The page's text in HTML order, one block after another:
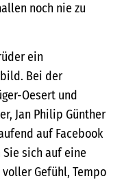
noch nie zu
ein
Bei der
Oesert und
Jan Philip Günther
auf Facebook
sich auf eine
Gefühl, Tempo